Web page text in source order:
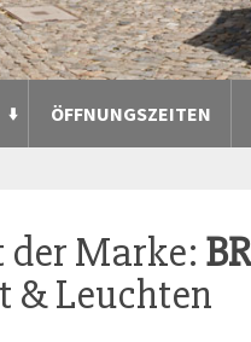
ÖFFNUNGSZEITEN
der Marke:
& Leuchten